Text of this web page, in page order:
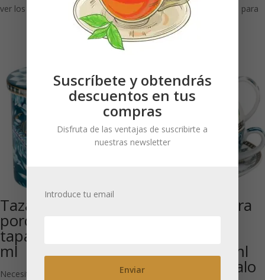
ver los precios
Necesitas estar registrado para
ver los precios
Taza de
porcelana con
tapa ‘Jungle’ 350
ml
Necesitas estar registrado para
Jungle: «Té para
brillante 300 ml
en caja de regalo
Suscríbete y obtendrás
descuentos en tus
compras
Disfruta de las ventajas de suscribirte a
nuestras newsletter
Introduce tu email